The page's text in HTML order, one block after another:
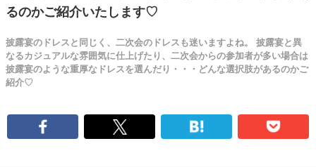
るのかご紹介いたします♡
披露宴のドレスと同じく、二次会のドレスも迷いますよね。 披露宴と異
なるカジュアルな雰囲気に仕上げたり、二次会からの参加者が多い場合は
披露宴のような重厚なドレスを選んだり・・・どんな選択肢があるのかご
紹介♡